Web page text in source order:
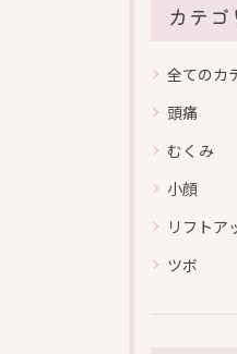
カテゴ
全てのカ
頭痛
むくみ
小顔
リフトア
ツボ